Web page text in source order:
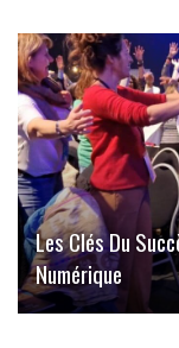
Les Clés Du
Numérique